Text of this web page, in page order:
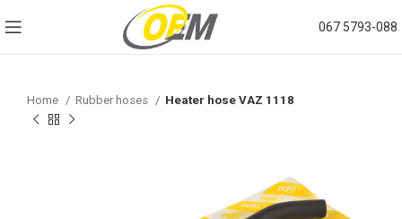
067 5793-088
Home Rubber hoses Нeater hose VAZ 1118